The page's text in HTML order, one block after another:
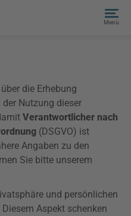
Menü
die Erhebung
Nutzung dieser
Verantwortlicher nach
(DSGVO) ist
Angaben zu den
Sie bitte unserem
und persönlichen
Aspekt schenken